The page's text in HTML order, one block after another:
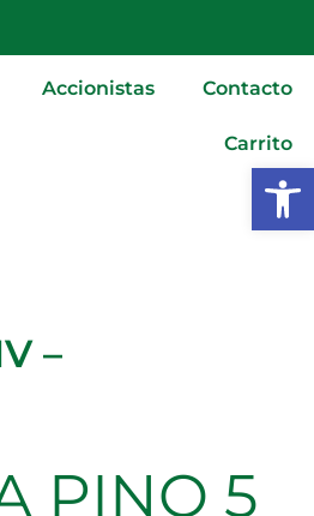
Accionistas Contacto
Carrito
–
PINO 5